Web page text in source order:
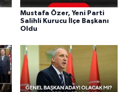
Mustafa Özer, Yeni Parti
Salihli Kurucu İlçe Başkanı
Oldu